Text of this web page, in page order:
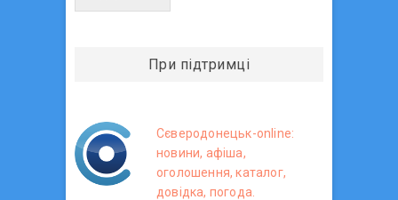
При підтримці
Сєверодонецьк-online:
новини, афіша,
оголошення, каталог,
довідка, погода.